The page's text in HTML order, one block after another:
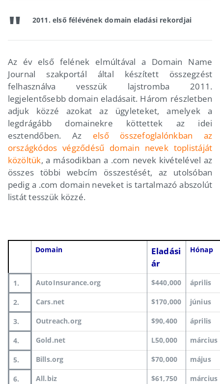
2011. első félévének domain eladási rekordjai
Az év első felének elmúltával a Domain Name
Journal szakportál által készített összegzést
felhasználva vesszük lajstromba 2011.
legjelentősebb domain eladásait. Három részletben
adjuk közzé azokat az ügyleteket, amelyek a
legdrágább domainekre köttettek az idei
esztendőben. Az első összefoglalónkban az
országkódos végződésű domain nevek toplistáját
közöltük, a másodikban a .com nevek kivételével az
összes többi webcím összestését, az utolsóban
pedig a .com domain neveket is tartalmazó abszolút
listát tesszük közzé.
Domain
Eladási
ár
Hónap
1. AutoInsurance.org $440,000 április
2. Cars.net $170,000 június
3. Outreach.org $90,400 április
4. Gold.net L50,000 március
5. Bills.org $70,000 május
6. All.biz $61,750 március